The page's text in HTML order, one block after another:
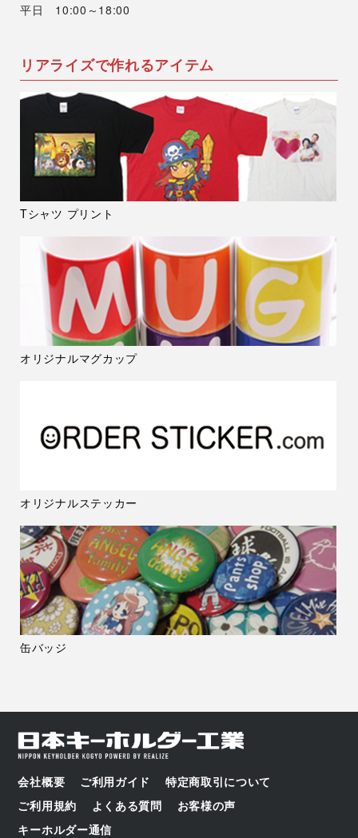
平日 10:00～18:00
リアライズで作れるアイテム
Tシャツ プリント
オリジナルマグカップ
オリジナルステッカー
缶バッジ
会社概要 ご利用ガイド
特定商取引について
ご利用規約
よくある質問
お客様の声
キーホルダー通信